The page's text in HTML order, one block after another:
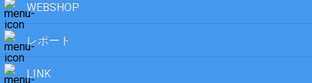
WEBSHOP
レポート
LINK